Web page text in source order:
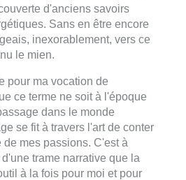
d'anciens savoirs
Sans en être encore
inexorablement, vers ce
le mien.
pour ma vocation de
ce terme ne soit à l'époque
dans le monde
se fit à travers l'art de conter
mes passions. C'est à
trame narrative que la
à la fois pour moi et pour